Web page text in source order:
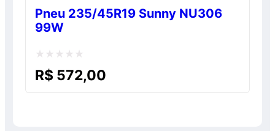
Pneu 235/45R19 Sunny NU306
99W
Avaliação
R$ 572,00